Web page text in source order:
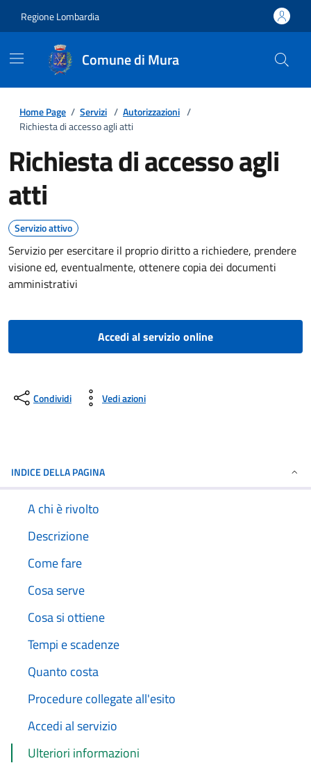
Regione Lombardia
Comune di Mura
Home Page / Servizi / Autorizzazioni /
Richiesta di accesso agli atti
Richiesta di accesso agli
atti
Servizio attivo
Servizio per esercitare il proprio diritto a richiedere, prendere
visione ed, eventualmente, ottenere copia dei documenti
amministrativi
Accedi al servizio online
Condividi Vedi azioni
INDICE DELLA PAGINA
A chi è rivolto
Descrizione
Come fare
Cosa serve
Cosa si ottiene
Tempi e scadenze
Quanto costa
Procedure collegate all'esito
Accedi al servizio
Ulteriori informazioni